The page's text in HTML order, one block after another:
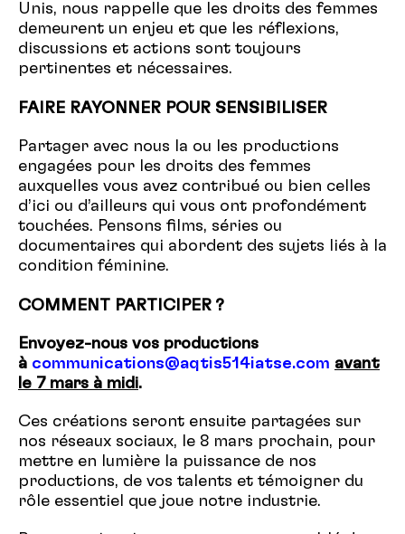
Unis, nous rappelle que les droits des femmes
demeurent un enjeu et que les réflexions,
discussions et actions sont toujours
pertinentes et nécessaires.
FAIRE RAYONNER POUR SENSIBILISER
Partager avec nous la ou les productions
engagées pour les droits des femmes
auxquelles vous avez contribué ou bien celles
d’ici ou d’ailleurs qui vous ont profondément
touchées. Pensons films, séries ou
documentaires qui abordent des sujets liés à la
condition féminine.
COMMENT PARTICIPER ?
Envoyez-nous vos productions
à communications@aqtis514iatse.com avant
le 7 mars à midi.
Ces créations seront ensuite partagées sur
nos réseaux sociaux, le 8 mars prochain, pour
mettre en lumière la puissance de nos
productions, de vos talents et témoigner du
rôle essentiel que joue notre industrie.